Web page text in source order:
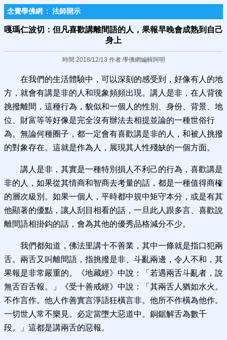
念覺學佛網 : 法師開示
嘎瑪仁波切：但凡喜歡講離間語的人，果報早晚會成熟到自己
身上
時間:2018/12/13 作者:學佛網編輯阿明
在我們的生活體驗中，可以深刻的感受到，好像有人的地
方，就會有講是非的人和現象頻頻出現。講人是非，在人背後
挑撥離間，這種行為，貌似和一個人的性別、身份、背景、地
位、財富等等好像是完全沒有辦法去相提並論的一種世俗行
為。無論何種圈子，都一定會有喜歡講是非的人，和被人挑撥
的對象存在。這就是作為人，展現其人性殘缺的一個方面。
講人是非，其實是一種特別損人不利己的行為，喜歡講是
非的人，如果從其情商和智商去考量的話，都是一種值得商榷
的層次級別。如果一個人，平時都中規中矩守本分，或是有其
他顯著的優點，讓人刮目相看的話，一旦此人跟多言、喜歡說
離間語相掛鈎的話，會為其他的優秀品格減分不少。
我們都知道，佛法里講十不善業，其中一條就是指口犯兩
舌。兩舌又叫離間語，指挑撥是非、斗亂兩邊，令人不和，其
果報是非常嚴重的。《地藏經》中說：「若遇兩舌斗亂者，說
無舌百舌報。」《受十善戒經》中說：「其兩舌人猶如水火。
不作言作。他人作善實言淨語狂橫言非。他所不作橫為他作。
一切世人常不樂見。必定當墮大惡道中。銅鋸解舌為數千
段。」這都是講兩舌的惡報。